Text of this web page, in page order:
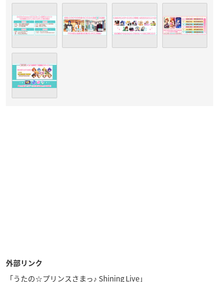
外部リンク
「うたの☆プリンスさまっ♪ Shining Live」